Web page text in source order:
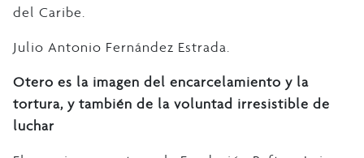
del Caribe.
Julio Antonio Fernández Estrada.
Otero es la imagen del encarcelamiento y la
tortura, y también de la voluntad irresistible de
luchar